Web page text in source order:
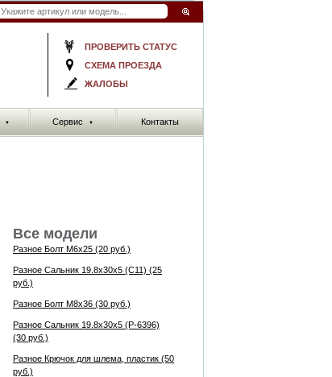
ПРОВЕРИТЬ СТАТУС
СХЕМА ПРОЕЗДА
ЖАЛОБЫ
▼ Сервис ▼ Контакты
Все модели
Разное Болт M6x25 (20 руб.)
Разное Сальник 19.8x30x5 (C11) (25
руб.)
Разное Болт M8x36 (30 руб.)
Разное Сальник 19.8x30x5 (P-6396)
(30 руб.)
Разное Крючок для шлема, пластик (50
руб.)